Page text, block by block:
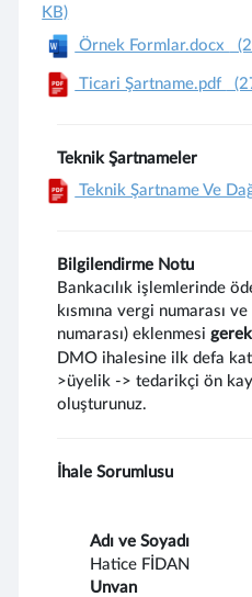
KB)
Örnek Formlar.docx
Ticari Şartname.pdf
Teknik Şartnameler
Teknik Şartname Ve
Bilgilendirme Notu
Bankacılık işlemlerinde
kısmına vergi numarası
numarası) eklenmesi
DMO ihalesine ilk defa
>üyelik -> tedarikçi ön
oluşturunuz.
İhale Sorumlusu
Adı ve Soyadı
Hatice FİDAN
Unvan